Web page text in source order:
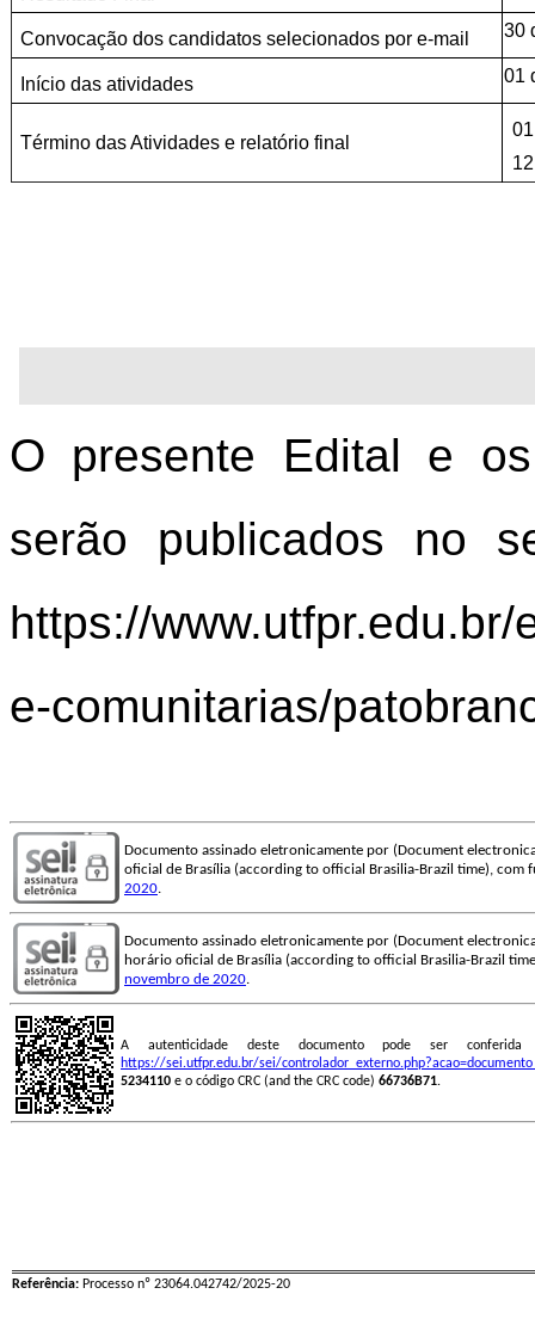
Convocação dos candidatos selecionados por e-mail 30
Início das atividades 01
Término das Atividades e relatório final
O presente Edital e
serão publicados no
https://
e-comunitarias/
Documento assinado eletronicamente por (Document
oficial de Brasília (according to official Brasilia-Brazil time), com
2020.
Documento assinado eletronicamente por (Document
horário oficial de Brasília (according to official Brasilia-Brazil
novembro de 2020.
A autenticidade deste documento pode ser
https://sei.utfpr.edu.br/sei/
5234110 e o código CRC (and the CRC code) 66736B71.
Referência: Processo nº 23064.042742/2025-20